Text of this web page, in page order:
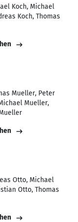
Koch Michael
Koch Thomas
Mueller Peter
Mueller
Otto Michael
Otto Thomas